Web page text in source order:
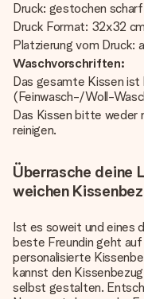
Druck: gestochen
Druck Format: 32x32 cm
Platzierung vom Druck:
Waschvorschriften:
Das gesamte Kissen
(Feinwasch-/Woll-
Das Kissen bitte weder
reinigen.
Überrasche deine
weichen
Ist es soweit und eines
beste Freundin geht
personalisierte
kannst den
selbst gestalten.